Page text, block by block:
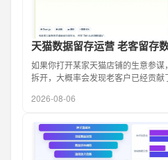
天猫数据留存运营 老客留存
如果你打开某家天猫店铺的生意参谋
拆开，大概率会发现老客户已经贡
2026-08-06